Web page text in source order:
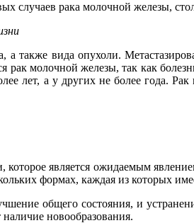
случаев рака молочной железы,
а также вида опухоли.
рак молочной железы, так как
лет, а у других не более года.
является ожидаемым
формах, каждая из которых
общего состояния, и
новообразования.